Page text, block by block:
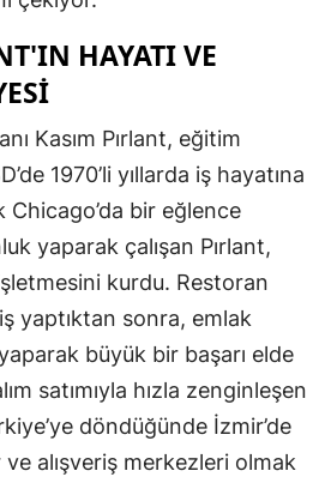
HAYATI VE
Kasım Pırlant, eğitim
1970’li yıllarda iş hayatına
Chicago’da bir eğlence
yaparak çalışan Pırlant,
kurdu. Restoran
yaptıktan sonra, emlak
büyük bir başarı elde
satımıyla hızla zenginleşen
döndüğünde İzmir’de
alışveriş merkezleri olmak